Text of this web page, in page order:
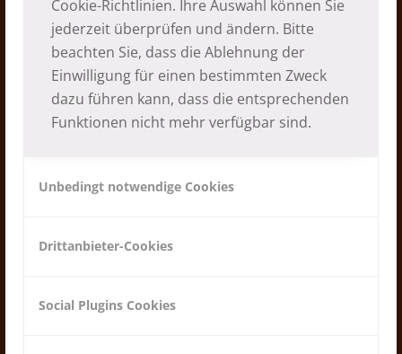
Cookie-Richtlinien. Ihre Auswahl können Sie
jederzeit überprüfen und ändern. Bitte
beachten Sie, dass die Ablehnung der
Einwilligung für einen bestimmten Zweck
dazu führen kann, dass die entsprechenden
Funktionen nicht mehr verfügbar sind.
Unbedingt notwendige Cookies
Drittanbieter-Cookies
Social Plugins Cookies
Partnerschaft